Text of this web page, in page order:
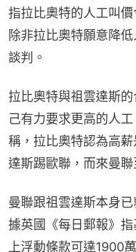
指拉比奧特的人工叫
除非拉比奧特願意降
談判。
拉比奧特與祖雲達斯
己有力要求更高的人
稱，拉比奧特認為高
達斯踢歐聯，而來曼
曼聯跟祖雲達斯本身
據英國《每日郵報》
上浮動條款可達1900